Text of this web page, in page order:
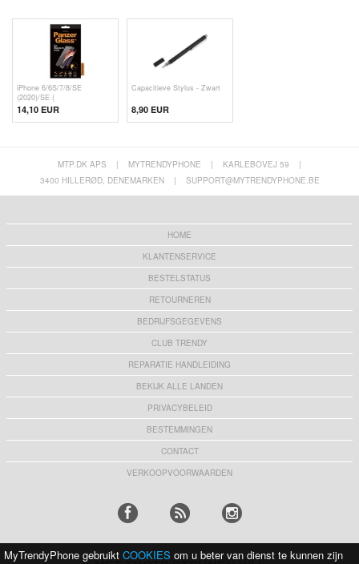
iPhone 6/6S/7/8/SE
(2020)/SE (
14,10 EUR
Capacitieve Stylus - Zwart
8,90 EUR
MTP.DK APS | MYTRENDYPHONE | KARLEBOVEJ 59
|
3400 HILLERØD, DENEMARKEN
| SUPPORT@MYTRENDYPHONE.BE
HOME
KLANTENSERVICE
BESTELSTATUS
RETOURNEREN
BEDRIJFSGEGEVENS
CLUB TRENDY
REPARATIE HANDLEIDING
BEKIJK ALLE LANDEN
PRIVACYBELEID
BESTEMMINGEN
CONTACT
VERKOOPVOORWAARDEN
MyTrendyPhone gebruikt COOKIES om u beter van dienst te kunnen zijn